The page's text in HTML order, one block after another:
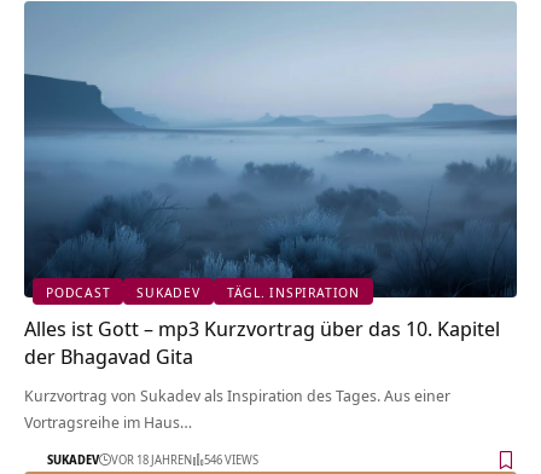
PODCAST SUKADEV TÄGL. INSPIRATION
Alles ist Gott – mp3 Kurzvortrag über das 10. Kapitel
der Bhagavad Gita
Kurzvortrag von Sukadev als Inspiration des Tages. Aus einer
Vortragsreihe im Haus…
SUKADEV VOR 18 JAHREN 546 VIEWS